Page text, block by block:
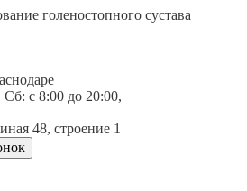
голеностопного сустава
Сб: c 8:00 до 20:00,
48, строение 1